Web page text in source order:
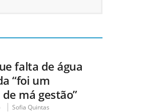
falta de água
“foi um
má gestão”
Sofia Quintas